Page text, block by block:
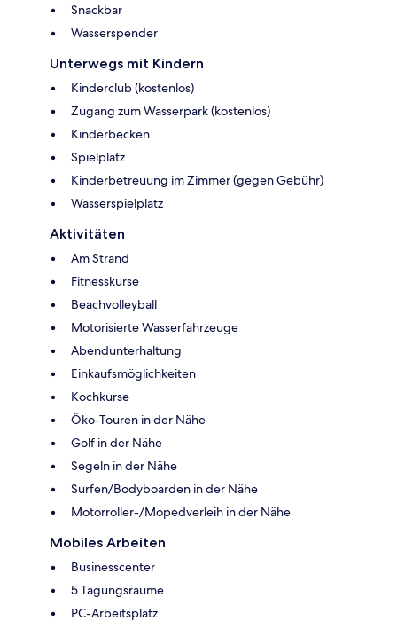
Snackbar
Wasserspender
Unterwegs mit Kindern
Kinderclub (kostenlos)
Zugang zum Wasserpark (kostenlos)
Kinderbecken
Spielplatz
Kinderbetreuung im Zimmer (gegen Gebühr)
Wasserspielplatz
Aktivitäten
Am Strand
Fitnesskurse
Beachvolleyball
Motorisierte Wasserfahrzeuge
Abendunterhaltung
Einkaufsmöglichkeiten
Kochkurse
Öko-Touren in der Nähe
Golf in der Nähe
Segeln in der Nähe
Surfen/Bodyboarden in der Nähe
Motorroller-/Mopedverleih in der Nähe
Mobiles Arbeiten
Businesscenter
5 Tagungsräume
PC-Arbeitsplatz